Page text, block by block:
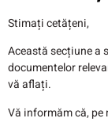
Stimați cetățeni,
Această secțiune
documentelor
vă aflați.
Vă informăm că,